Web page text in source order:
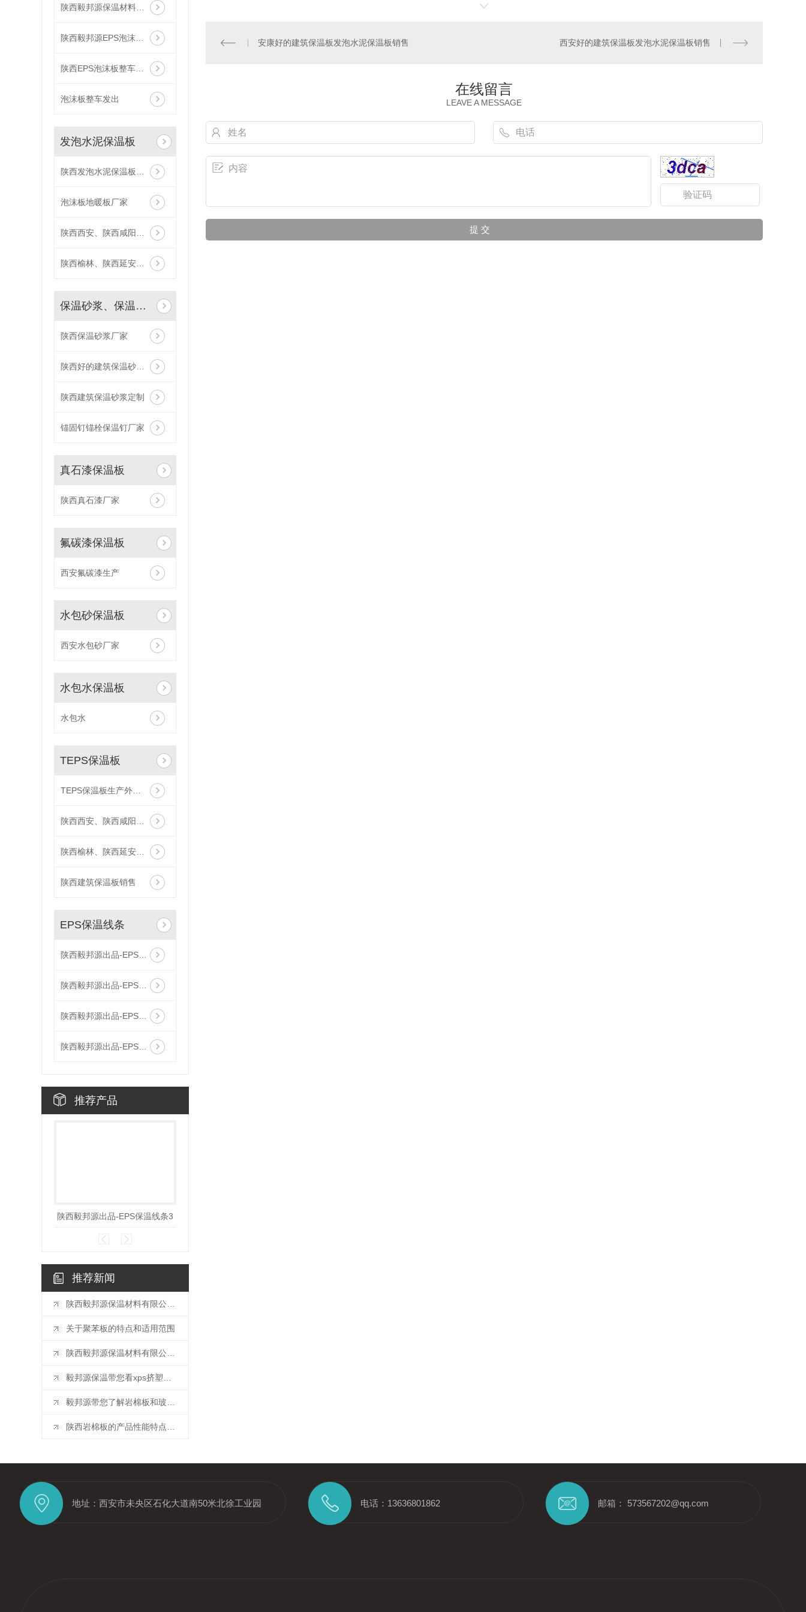
陕西毅邦源保温材料厂家 泡沫板 聚苯板
陕西毅邦源EPS泡沫板厂家
陕西EPS泡沫板整车发出
泡沫板整车发出
发泡水泥保温板
陕西发泡水泥保温板哪家好
泡沫板地暖板厂家
陕西西安、陕西咸阳厂家供应,厂家直供发泡水泥保温板
陕西榆林、陕西延安厂家供应,厂家直供发泡水泥保温板
保温砂浆、保温钉、网格布
陕西保温砂浆厂家
陕西好的建筑保温砂浆定制
陕西建筑保温砂浆定制
锚固钉锚栓保温钉厂家
真石漆保温板
陕西真石漆厂家
氟碳漆保温板
西安氟碳漆生产
水包砂保温板
西安水包砂厂家
水包水保温板
水包水
TEPS保温板
TEPS保温板生产外墙保温
陕西西安、陕西咸阳厂家供应,厂家直供TEPS保温板
陕西榆林、陕西延安厂家供应,厂家直供TEPS保温板
陕西建筑保温板销售
EPS保温线条
陕西毅邦源出品-EPS保温线条3
陕西毅邦源出品-EPS保温线条2
陕西毅邦源出品-EPS保温线条1
陕西毅邦源出品-EPS保温线条
推荐产品
陕西毅邦源出品-EPS保温线条3
推荐新闻
陕西毅邦源保温材料有限公司的保温材料核心优势都有哪些？
关于聚苯板的特点和适用范围
陕西毅邦源保温材料有限公司的市场竞争力体现在哪些方面？
毅邦源保温带您看xps挤塑板的应用范围有哪些？
毅邦源带您了解岩棉板和玻璃棉板有什么区别？
陕西岩棉板的产品性能特点和用途
安康好的建筑保温板发泡水泥保温板销售 西安好的建筑保温板发泡水泥保温板销售
在线留言
LEAVE A MESSAGE
地址：西安市未央区石化大道南50米北徐工业园 电话：13636801862 邮箱： 573567202@qq.com